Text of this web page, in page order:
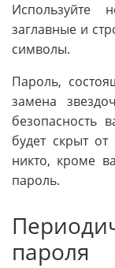
заглавные и
символы.
Пароль,
замена
безопасность
будет скрыт
никто, кроме
пароль.
пароля